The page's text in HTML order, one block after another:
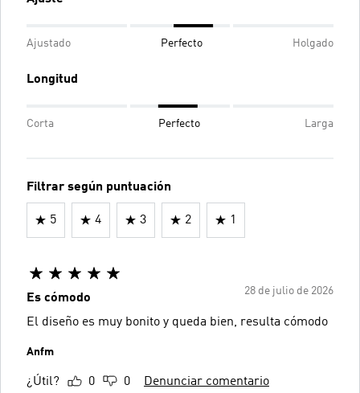
Ajustado Perfecto Holgado
Longitud
Corta Perfecto Larga
Filtrar según puntuación
5 4 3 2 1
28 de julio de 2026
Es cómodo
El diseño es muy bonito y queda bien, resulta cómodo
Anfm
¿Útil? 0 0 Denunciar comentario